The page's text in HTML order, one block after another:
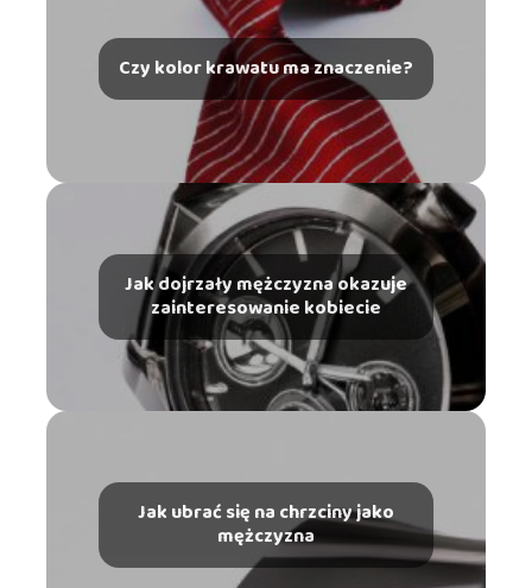
Czy kolor krawatu ma znaczenie?
Jak dojrzały mężczyzna okazuje
zainteresowanie kobiecie
Jak ubrać się na chrzciny jako
mężczyzna